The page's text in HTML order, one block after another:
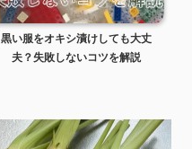
リセッシュの処分方法｜スプレー
ボトルは何ゴミ？